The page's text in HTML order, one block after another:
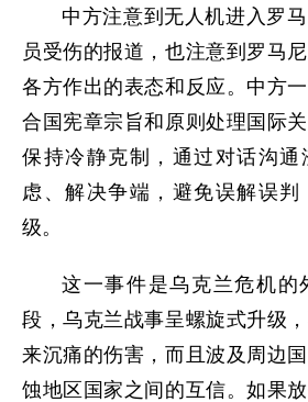
中方注意到无人机进入罗
员受伤的报道，也注意到罗马
各方作出的表态和反应。中方
合国宪章宗旨和原则处理国际
保持冷静克制，通过对话沟通
虑、解决争端，避免误解误判
级。
这一事件是乌克兰危机的
段，乌克兰战事呈螺旋式升级
来沉痛的伤害，而且波及周边
蚀地区国家之间的互信。如果